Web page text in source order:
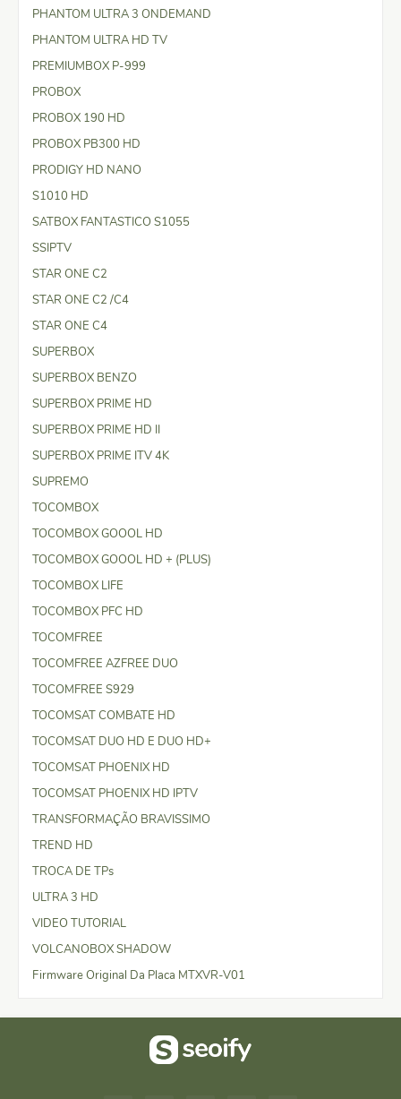
PHANTOM ULTRA 3 ONDEMAND
PHANTOM ULTRA HD TV
PREMIUMBOX P-999
PROBOX
PROBOX 190 HD
PROBOX PB300 HD
PRODIGY HD NANO
S1010 HD
SATBOX FANTASTICO S1055
SSIPTV
STAR ONE C2
STAR ONE C2 /C4
STAR ONE C4
SUPERBOX
SUPERBOX BENZO
SUPERBOX PRIME HD
SUPERBOX PRIME HD II
SUPERBOX PRIME ITV 4K
SUPREMO
TOCOMBOX
TOCOMBOX GOOOL HD
TOCOMBOX GOOOL HD + (PLUS)
TOCOMBOX LIFE
TOCOMBOX PFC HD
TOCOMFREE
TOCOMFREE AZFREE DUO
TOCOMFREE S929
TOCOMSAT COMBATE HD
TOCOMSAT DUO HD E DUO HD+
TOCOMSAT PHOENIX HD
TOCOMSAT PHOENIX HD IPTV
TRANSFORMAÇÃO BRAVISSIMO
TREND HD
TROCA DE TPs
ULTRA 3 HD
VIDEO TUTORIAL
VOLCANOBOX SHADOW
Firmware Original Da Placa MTXVR-V01